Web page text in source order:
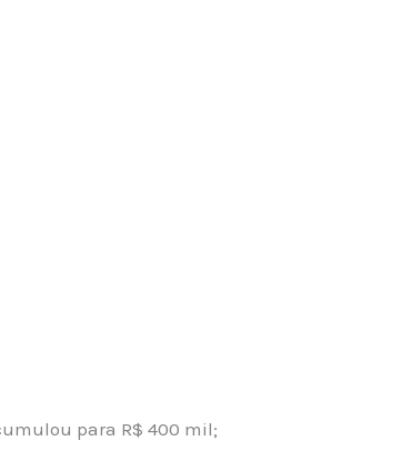
para R$ 400 mil;